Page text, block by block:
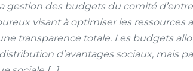
gestion des budgets du comité
visant à optimiser les ressources
transparence totale. Les budgets
d’avantages sociaux, mais